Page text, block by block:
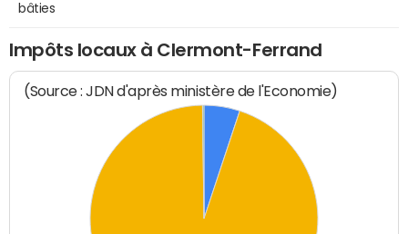
bâties
Impôts locaux à Clermont-Ferrand
(Source : JDN d'après ministère de l'Economie)